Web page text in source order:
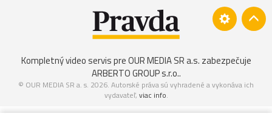
Kompletný video servis pre OUR MEDIA SR a.s. zabezpečuje
ARBERTO GROUP s.r.o..
© OUR MEDIA SR a. s. 2026. Autorské práva sú vyhradené a vykonáva ich
vydavateľ, viac info.